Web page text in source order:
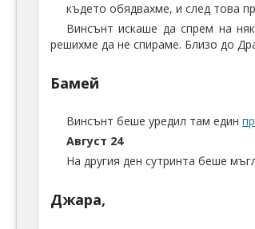
където обядвахме, и след това
Винсънт искаше да спрем на
решихме да не спираме. Близо до
Бамей
Винсънт беше уредил там един
Август 24
На другия ден сутринта беше
Джара,